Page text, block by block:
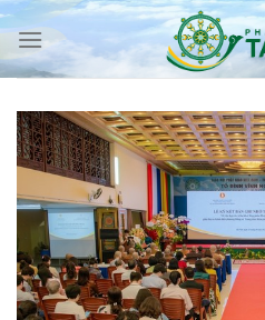
Skip
content